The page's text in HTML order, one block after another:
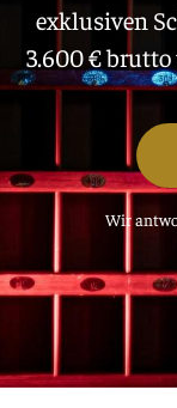
exklusiven
3.600 €
Wir